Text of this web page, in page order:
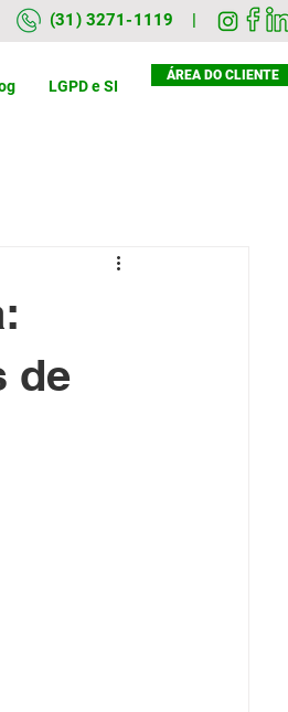
(31) 3271-1119 |
LGPD e SI
ÁREA DO CLIENTE
de